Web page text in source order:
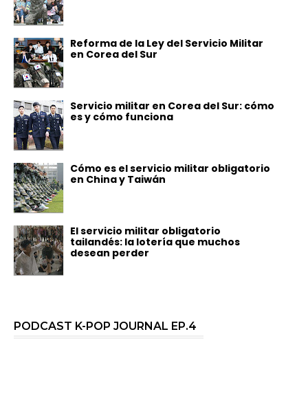
Reforma de la Ley del Servicio Militar
en Corea del Sur
Servicio militar en Corea del Sur: cómo
es y cómo funciona
Cómo es el servicio militar obligatorio
en China y Taiwán
El servicio militar obligatorio
tailandés: la lotería que muchos
desean perder
PODCAST K-POP JOURNAL EP.4